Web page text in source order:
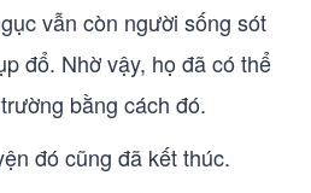
vẫn còn người sống sót
đổ. Nhờ vậy, họ đã có thể
bằng cách đó.
đó cũng đã kết thúc.